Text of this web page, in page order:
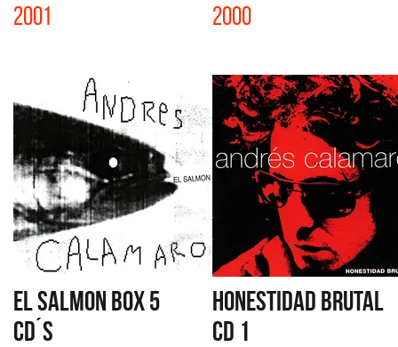
2001 2000
EL SALMON BOX 5
CD´S
HONESTIDAD BRUTAL
CD 1